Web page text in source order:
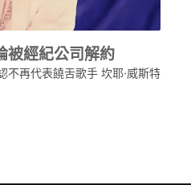
被經紀公司解約
不再代表饒舌歌手 坎耶·威斯特